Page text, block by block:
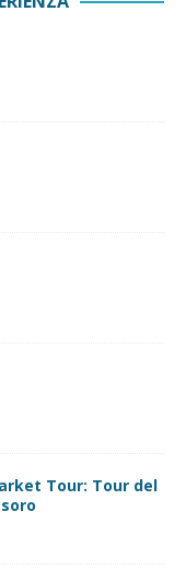
Tour: Tour del